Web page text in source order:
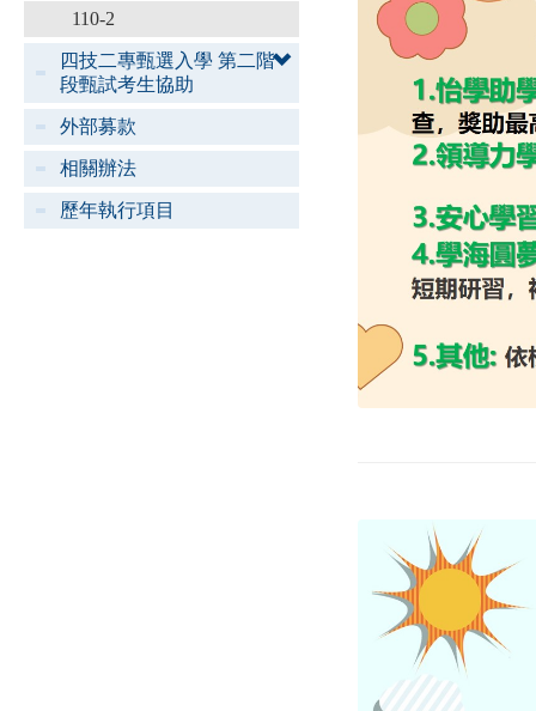
110-2
四技二專甄選入學 第二階
段甄試考生協助
外部募款
相關辦法
歷年執行項目